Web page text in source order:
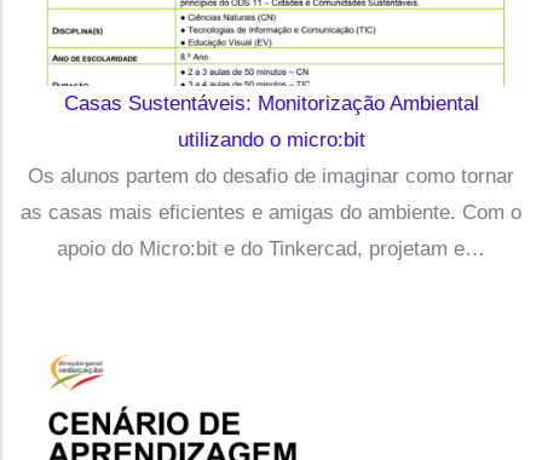
Casas Sustentáveis: Monitorização Ambiental
utilizando o micro:bit
Os alunos partem do desafio de imaginar como tornar
as casas mais eficientes e amigas do ambiente. Com o
apoio do Micro:bit e do Tinkercad, projetam e…